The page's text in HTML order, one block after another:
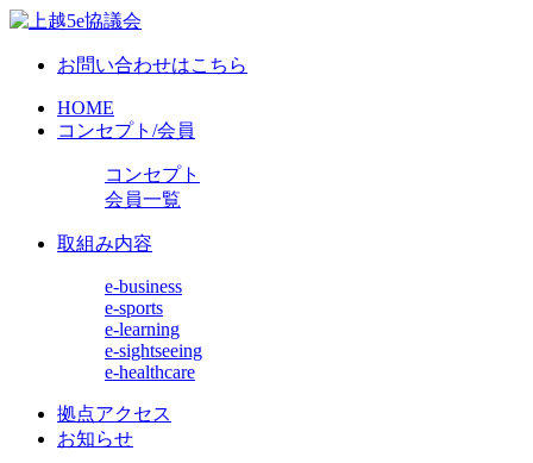
お問い合わせはこちら
HOME
コンセプト/会員
コンセプト
会員一覧
取組み内容
e-business
e-sports
e-learning
e-sightseeing
e-healthcare
拠点アクセス
お知らせ